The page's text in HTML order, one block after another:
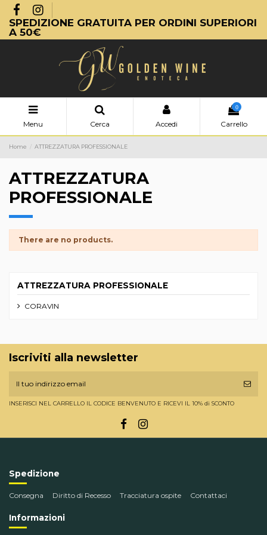
SPEDIZIONE GRATUITA PER ORDINI SUPERIORI
A 50€
Menu Cerca Accedi
0
Carrello
Home ATTREZZATURA PROFESSIONALE
ATTREZZATURA
PROFESSIONALE
There are no products.
ATTREZZATURA PROFESSIONALE
CORAVIN
Iscriviti alla newsletter
INSERISCI NEL CARRELLO IL CODICE BENVENUTO E RICEVI IL 10% di SCONTO
Spedizione
Consegna Diritto di Recesso Tracciatura ospite Contattaci
Informazioni